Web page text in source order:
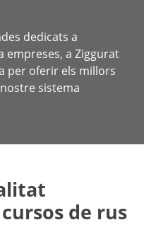
dedicats a
empreses, a Ziggurat
per oferir els millors
sistema
de rus